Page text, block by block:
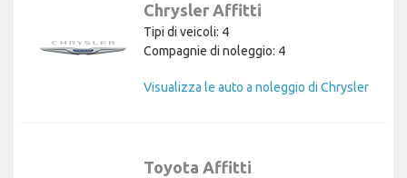
Chrysler Affitti
Tipi di veicoli: 4
Compagnie di noleggio: 4
Visualizza le auto a noleggio di Chrysler
Toyota Affitti